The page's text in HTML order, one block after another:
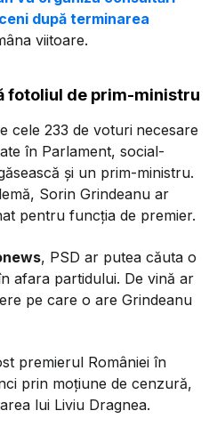
după terminarea
viitoare.
fotoliul de prim-ministru
cele 233 de voturi necesare
în Parlament, social-
și un prim-ministru.
Sorin Grindeanu ar
pentru funcția de premier.
, PSD ar putea căuta o
afara partidului. De vină ar
pe care o are Grindeanu
premierul României în
prin moțiune de cenzură,
lui Liviu Dragnea.